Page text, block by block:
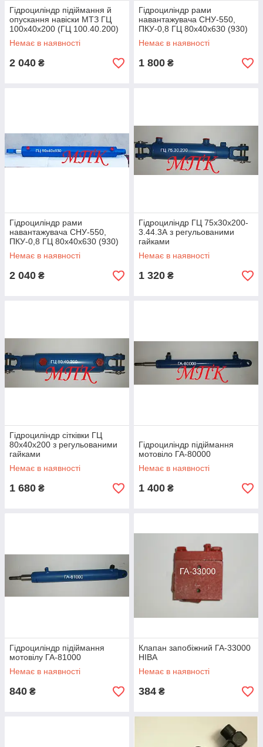
Гідроциліндр підіймання й
опускання навіски МТЗ ГЦ
100х40х200 (ГЦ 100.40.200)
Немає в наявності
2 040 ₴
Гідроциліндр рами
навантажувача СНУ-550,
ПКУ-0,8 ГЦ 80х40х630 (930)
під палець
Немає в наявності
1 800 ₴
Гідроциліндр рами
навантажувача СНУ-550,
ПКУ-0,8 ГЦ 80х40х630 (930)
із ШС-40
Немає в наявності
2 040 ₴
Гідроциліндр ГЦ 75х30х200-
3.44.3А з регульованими
гайками
Немає в наявності
1 320 ₴
Гідроциліндр сітківки ГЦ
80х40х200 з регульованими
гайками
Немає в наявності
1 680 ₴
Гідроциліндр підіймання
мотовіло ГА-80000
Немає в наявності
1 400 ₴
Гідроциліндр підіймання
мотовілу ГА-81000
Немає в наявності
840 ₴
Клапан запобіжний ГА-33000
НІВА
Немає в наявності
384 ₴